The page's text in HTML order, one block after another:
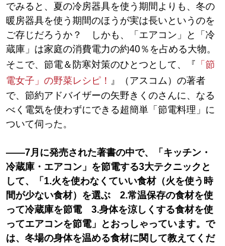
でみると、夏の冷房器具を使う期間よりも、冬の
暖房器具を使う期間のほうが実は長いというのを
ご存じだろうか？ しかも、「エアコン」と「冷
蔵庫」は家庭の消費電力の約40％を占める大物。
そこで、節電＆防寒対策のひとつとして、『 「節
電女子」の野菜レシピ！
』（アスコム）の著者
で、節約アドバイザーの矢野きくのさんに、なる
べく電気を使わずにできる超簡単「節電料理」に
ついて伺った。
――7月に発売された著書の中で、「キッチン・
冷蔵庫・エアコン」を節電する3大テクニックと
して、「1.火を使わなくていい食材（火を使う時
間が少ない食材）を選ぶ 2.常温保存の食材を使
って冷蔵庫を節電 3.身体を涼しくする食材を使
ってエアコンを節電」とおっしゃっています。で
は、冬場の身体を温める食材に関して教えてくだ